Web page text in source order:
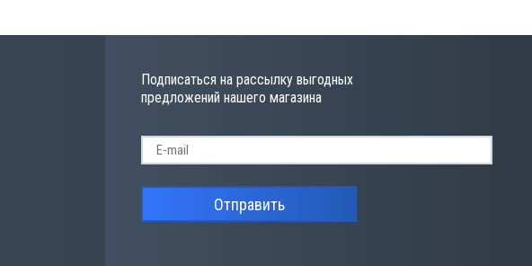
Подписаться на рассылку выгодных
предложений нашего магазина
Отправить